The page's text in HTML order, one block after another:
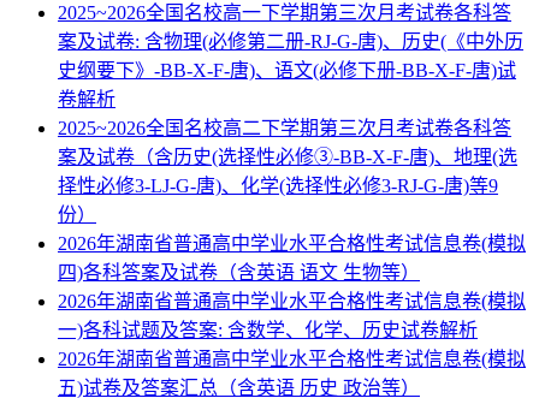
2025~2026全国名校高一下学期第三次月考试卷各科答
案及试卷: 含物理(必修第二册-RJ-G-唐)、历史(《中外历
史纲要下》-BB-X-F-唐)、语文(必修下册-BB-X-F-唐)试
卷解析
2025~2026全国名校高二下学期第三次月考试卷各科答
案及试卷（含历史(选择性必修③-BB-X-F-唐)、地理(选
择性必修3-LJ-G-唐)、化学(选择性必修3-RJ-G-唐)等9
份）
2026年湖南省普通高中学业水平合格性考试信息卷(模拟
四)各科答案及试卷（含英语 语文 生物等）
2026年湖南省普通高中学业水平合格性考试信息卷(模拟
一)各科试题及答案: 含数学、化学、历史试卷解析
2026年湖南省普通高中学业水平合格性考试信息卷(模拟
五)试卷及答案汇总（含英语 历史 政治等）